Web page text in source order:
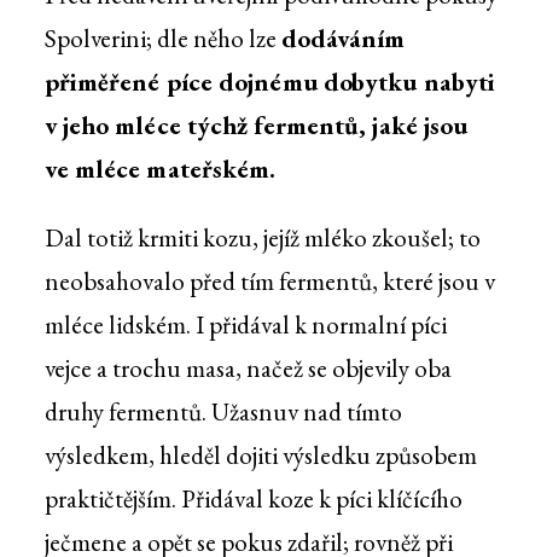
Spolverini; dle něho lze dodáváním
přiměřené píce dojnému dobytku nabyti
v jeho mléce týchž fermentů, jaké jsou
ve mléce mateřském.
Dal totiž krmiti kozu, jejíž mléko zkoušel; to
neobsahovalo před tím fermentů, které jsou v
mléce lidském. I přidával k normalní píci
vejce a trochu masa, načež se objevily oba
druhy fermentů. Užasnuv nad tímto
výsledkem, hleděl dojiti výsledku způsobem
praktičtějším. Přidával koze k píci klíčícího
ječmene a opět se pokus zdařil; rovněž při